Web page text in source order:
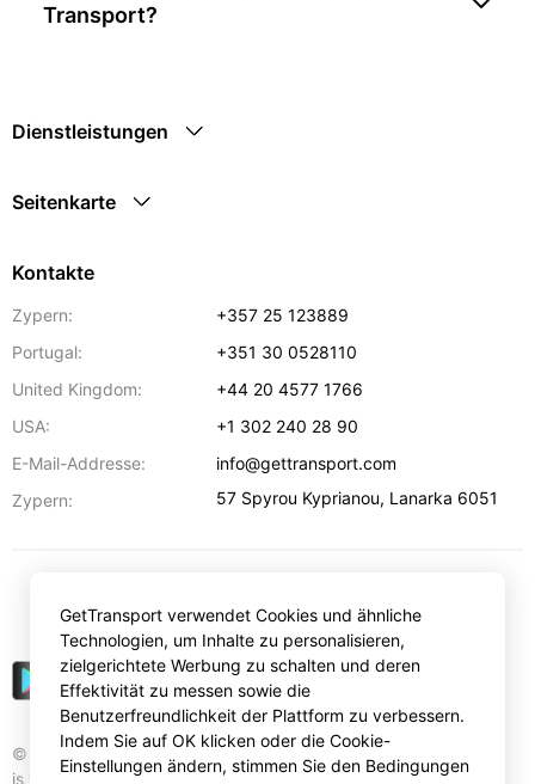
Transport?
Dienstleistungen
Seitenkarte
Kontakte
Zypern:
+357 25 123889
Portugal:
+351 30 0528110
United Kingdom:
+44 20 4577 1766
USA:
+1 302 240 28 90
E-Mail-Addresse:
info@gettransport.com
Zypern:
57 Spyrou Kyprianou, Lanarka 6051
© Gettransport International Limited. GetTransport®
is trademark of Gettransport International Limited.
EURGetTransport verwendet Cookies und ähnliche
Technologien, um Inhalte zu personalisieren,
zielgerichtete Werbung zu schalten und deren
Effektivität zu messen sowie die
Benutzerfreundlichkeit der Plattform zu verbessern.
Indem Sie auf OK klicken oder die Cookie-
Einstellungen ändern, stimmen Sie den Bedingungen